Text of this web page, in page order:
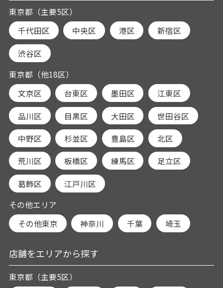
東京都（主要5区）
千代田区
中央区 港区 新宿区
渋谷区
東京都（他18区）
文京区
台東区 墨田区 江東区
品川区 目黒区 大田区 世田谷区
中野区 杉並区 豊島区 北区
荒川区 板橋区 練馬区 足立区
葛飾区
江戸川区
その他エリア
その他東京
神奈川 千葉 埼玉
店舗をエリアから探す
東京都（主要5区）